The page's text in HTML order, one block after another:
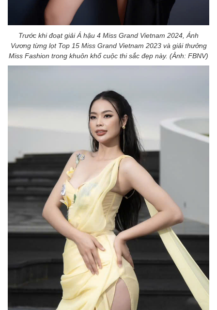
Trước khi đoạt giải Á hậu 4 Miss Grand Vietnam 2024, Ánh
Vương từng lọt Top 15 Miss Grand Vietnam 2023 và giải thưởng
Miss Fashion trong khuôn khổ cuộc thi sắc đẹp này. (Ảnh: FBNV)